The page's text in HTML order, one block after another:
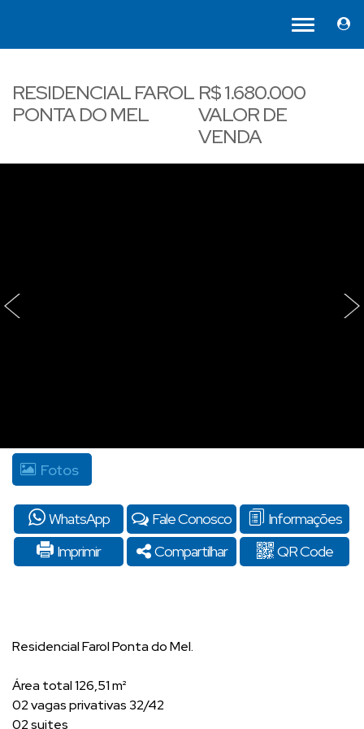
RESIDENCIAL FAROL
PONTA DO MEL
R$1.680.000
VALOR DE
VENDA
‹ ›
Fotos
WhatsApp Fale Conosco
Informações
Imprimir
Compartilhar QR Code
Residencial Farol Ponta do Mel.
Área total 126,51 m²
02 vagas privativas 32/42
02 suites